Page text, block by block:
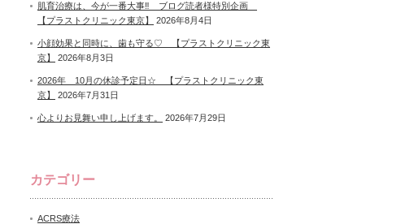
肌育治療は、今が一番大事‼ ブログ読者様特別企画
【プラストクリニック東京】
2026年8月4日
小顔効果と同時に、歯も守る♡ 【プラストクリニック東
京】
2026年8月3日
2026年 10月の休診予定日☆ 【プラストクリニック東
京】
2026年7月31日
心よりお見舞い申し上げます。 2026年7月29日
カテゴリー
ACRS療法